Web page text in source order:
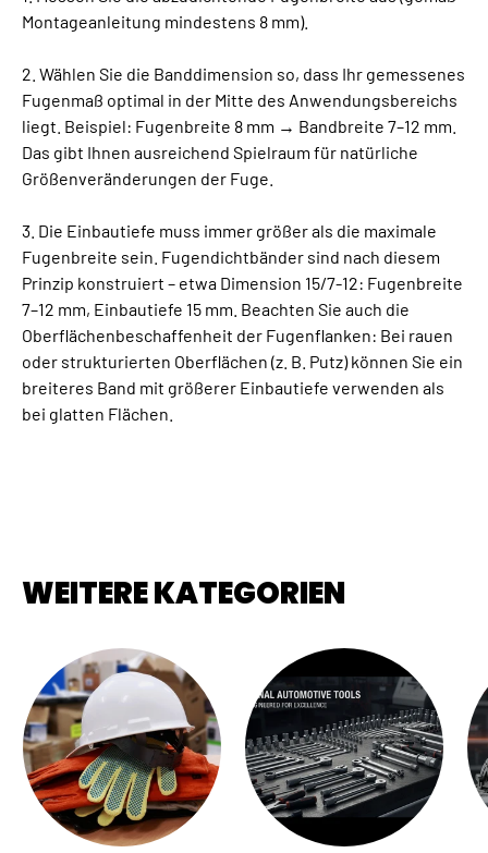
Montageanleitung mindestens 8 mm).
2. Wählen Sie die Banddimension so, dass Ihr gemessenes
Fugenmaß optimal in der Mitte des Anwendungsbereichs
liegt. Beispiel: Fugenbreite 8 mm → Bandbreite 7–12 mm.
Das gibt Ihnen ausreichend Spielraum für natürliche
Größenveränderungen der Fuge.
3. Die Einbautiefe muss immer größer als die maximale
Fugenbreite sein. Fugendichtbänder sind nach diesem
Prinzip konstruiert – etwa Dimension 15/7-12: Fugenbreite
7–12 mm, Einbautiefe 15 mm. Beachten Sie auch die
Oberflächenbeschaffenheit der Fugenflanken: Bei rauen
oder strukturierten Oberflächen (z. B. Putz) können Sie ein
breiteres Band mit größerer Einbautiefe verwenden als
bei glatten Flächen.
WEITERE KATEGORIEN